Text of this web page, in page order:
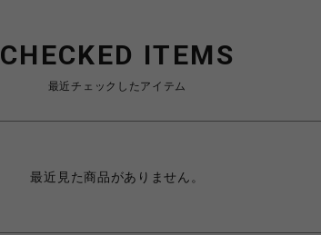
CHECKED ITEMS
最近チェックしたアイテム
最近見た商品がありません。